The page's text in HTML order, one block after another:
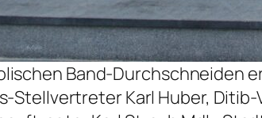
Band-Durchschneiden
Stellvertreter Karl Huber,